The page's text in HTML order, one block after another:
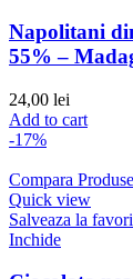
Napolitani
55% –
24,00 lei
Add to cart
-17%
Compara Produse
Quick view
Salveaza la
Inchide